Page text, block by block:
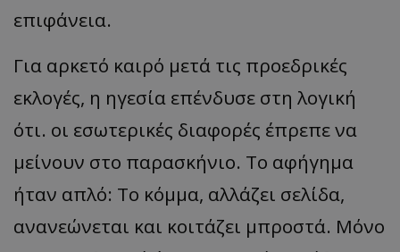
επιφάνεια.
Για αρκετό καιρό μετά τις προεδρικές
εκλογές, η ηγεσία επένδυσε στη λογική
ότι. οι εσωτερικές διαφορές έπρεπε να
μείνουν στο παρασκήνιο. Το αφήγημα
ήταν απλό: Το κόμμα, αλλάζει σελίδα,
ανανεώνεται και κοιτάζει μπροστά. Μόνο